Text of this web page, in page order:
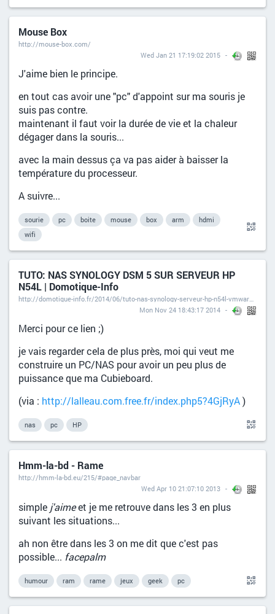
Mouse Box
http://mouse-box.com/
Wed Jan 21 17:19:02 2015
J'aime bien le principe.
en tout cas avoir une "pc" d'appoint sur ma souris je
suis pas contre.
maintenant il faut voir la durée de vie et la chaleur
dégager dans la souris...
avec la main dessus ça va pas aider à baisser la
température du processeur.
A suivre...
sourie pc boite mouse box arm
hdmi
wifi
TUTO: NAS SYNOLOGY DSM 5 SUR SERVEUR HP
N54L | Domotique-Info
http://domotique-info.fr/2014/06/tuto-nas-synology-serveur-hp-n54l-vmware-esxi-5-5/
Mon Nov 24 18:43:17 2014
Merci pour ce lien ;)
je vais regarder cela de plus près, moi qui veut me
construire un PC/NAS pour avoir un peu plus de
puissance que ma Cubieboard.
(via : http://lalleau.com.free.fr/index.php5?4GjRyA)
nas pc HP
Hmm-la-bd - Rame
http://hmm-la-bd.eu/215/#page_navbar
Wed Apr 10 21:07:10 2013
simple j'aimeet je me retrouve dans les 3 en plus
suivant les situations...
ah non être dans les 3 on me dit que c'est pas
possible... facepalm
humour ram rame jeux geek pc